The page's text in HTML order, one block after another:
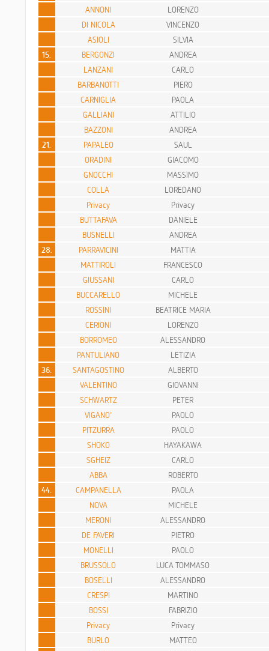
ANNONI
LORENZO
DI NICOLA
VINCENZO
ASIOLI
SILVIA
15.
BERGONZI
ANDREA
LANZANI
CARLO
BARBANOTTI
PIERO
CARNIGLIA
PAOLA
GALLIANI
ATTILIO
BAZZONI
ANDREA
21.
PAPALEO
SAUL
ORADINI
GIACOMO
GNOCCHI
MASSIMO
COLLA
LOREDANO
Privacy
Privacy
BUTTAFAVA
DANIELE
BUSNELLI
ANDREA
28.
PARRAVICINI
MATTIA
MATTIROLI
FRANCESCO
GIUSSANI
CARLO
BUCCARELLO
MICHELE
ROSSINI
BEATRICE MARIA
CERIONI
LORENZO
BORROMEO
ALESSANDRO
PANTULIANO
LETIZIA
36.
SANTAGOSTINO
ALBERTO
VALENTINO
GIOVANNI
SCHWARTZ
PETER
VIGANO'
PAOLO
PITZURRA
PAOLO
SHOKO
HAYAKAWA
SGHEIZ
CARLO
ABBA
ROBERTO
44.
CAMPANELLA
PAOLA
NOVA
MICHELE
MERONI
ALESSANDRO
DE FAVERI
PIETRO
MONELLI
PAOLO
BRUSSOLO
LUCA TOMMASO
BOSELLI
ALESSANDRO
CRESPI
MARTINO
BOSSI
FABRIZIO
Privacy
Privacy
BURLO
MATTEO